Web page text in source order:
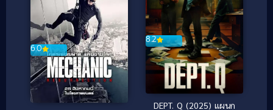
6.0
8.2
DEPT. Q (2025) แผนก